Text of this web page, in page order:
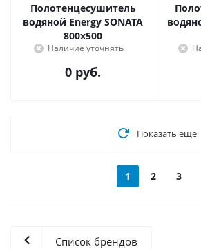
Полотенцесушитель
водяной Energy SONATA
800x500
Наличие уточнять
0 руб.
Показать еще
1 2 3
Список брендов